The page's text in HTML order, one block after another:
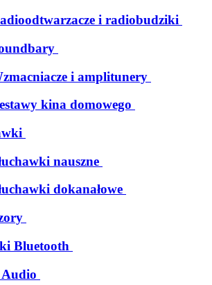
i radiobudziki
i amplitunery
kina domowego
nauszne
dokanałowe
Bluetooth